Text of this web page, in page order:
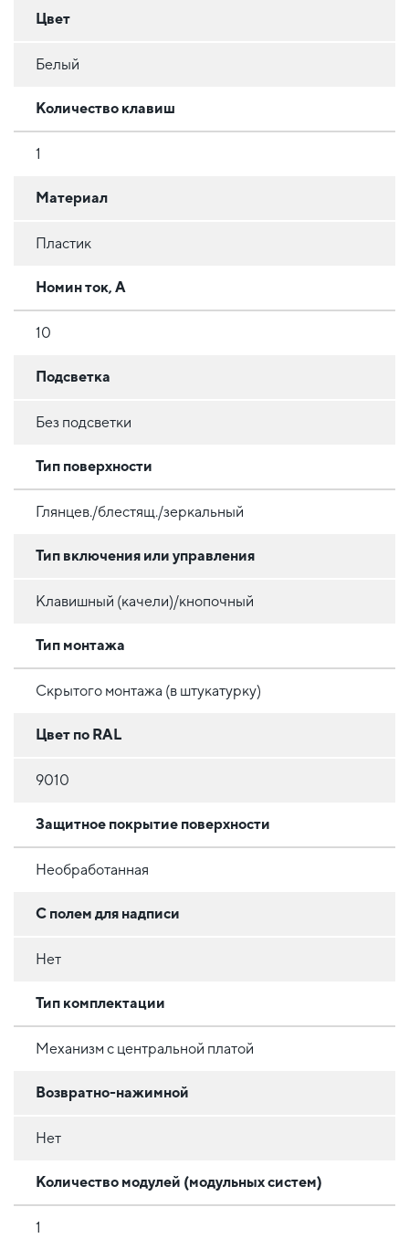
Цвет
Белый
Количество клавиш
1
Материал
Пластик
Номин ток, А
10
Подсветка
Без подсветки
Тип поверхности
Глянцев./блестящ./зеркальный
Тип включения или управления
Клавишный (качели)/кнопочный
Тип монтажа
Скрытого монтажа (в штукатурку)
Цвет по RAL
9010
Защитное покрытие поверхности
Необработанная
С полем для надписи
Нет
Тип комплектации
Механизм с центральной платой
Возвратно-нажимной
Нет
Количество модулей (модульных систем)
1